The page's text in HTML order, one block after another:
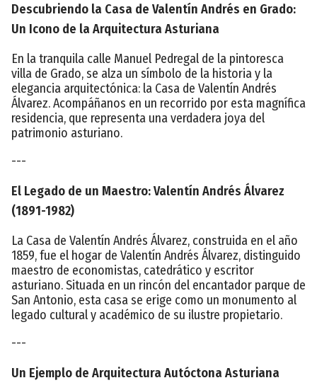
Descubriendo la Casa de Valentín Andrés en Grado:
Un Icono de la Arquitectura Asturiana
En la tranquila calle Manuel Pedregal de la pintoresca
villa de Grado, se alza un símbolo de la historia y la
elegancia arquitectónica: la Casa de Valentín Andrés
Álvarez. Acompáñanos en un recorrido por esta magnífica
residencia, que representa una verdadera joya del
patrimonio asturiano.
---
El Legado de un Maestro: Valentín Andrés Álvarez
(1891-1982)
La Casa de Valentín Andrés Álvarez, construida en el año
1859, fue el hogar de Valentín Andrés Álvarez, distinguido
maestro de economistas, catedrático y escritor
asturiano. Situada en un rincón del encantador parque de
San Antonio, esta casa se erige como un monumento al
legado cultural y académico de su ilustre propietario.
---
Un Ejemplo de Arquitectura Autóctona Asturiana